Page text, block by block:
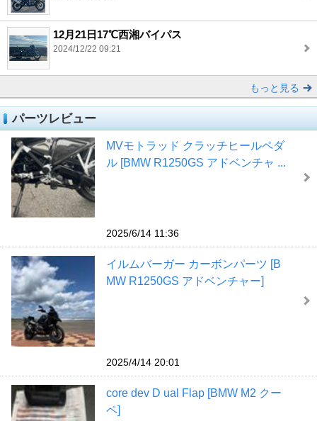
12月21日17℃西湘バイパス
2024/12/22 09:21
もっと見る
パーツレビュー
MVモトラッド クラッチヒールペダ
ル [BMW R1250GS アドベンチャ ...
2025/6/14 11:36
イルムバーガー カーボンパーツ [B
MW R1250GS アドベンチャー]
2025/4/14 20:01
core dev D ual Flap [BMW M2 クー
ペ]